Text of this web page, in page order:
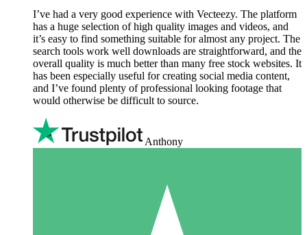
I’ve had a very good experience with Vecteezy. The platform
has a huge selection of high quality images and videos, and
it’s easy to find something suitable for almost any project. The
search tools work well downloads are straightforward, and the
overall quality is much better than many free stock websites. It
has been especially useful for creating social media content,
and I’ve found plenty of professional looking footage that
would otherwise be difficult to source.
Anthony